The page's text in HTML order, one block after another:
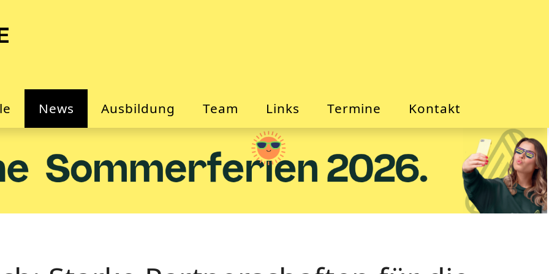
News Ausbildung Team Links Termine Kontakt